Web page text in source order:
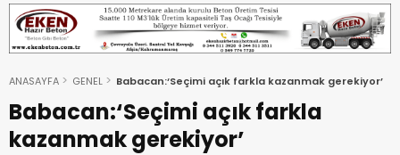
ANASAYFA GENEL Babacan:‘Seçimi açık farkla kazanmak gerekiyor’
Babacan:‘Seçimi açık farkla
kazanmak gerekiyor’